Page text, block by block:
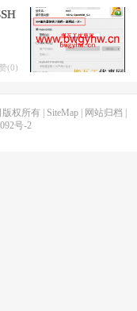
赞(0)
权所有 | SiteMap| 网站归档
号-2